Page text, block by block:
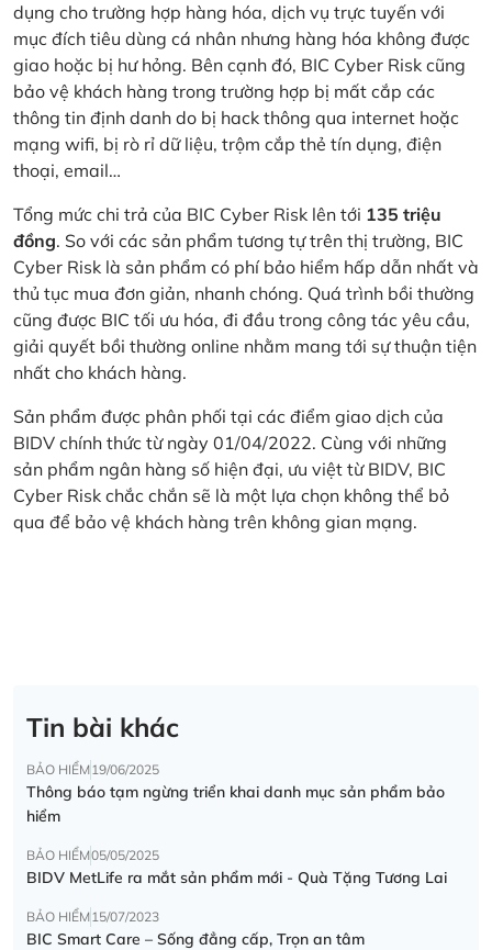
dụng cho trường hợp hàng hóa, dịch vụ trực tuyến với
mục đích tiêu dùng cá nhân nhưng hàng hóa không được
giao hoặc bị hư hỏng. Bên cạnh đó, BIC Cyber Risk cũng
bảo vệ khách hàng trong trường hợp bị mất cắp các
thông tin định danh do bị hack thông qua internet hoặc
mạng wifi, bị rò rỉ dữ liệu, trộm cắp thẻ tín dụng, điện
thoại, email…
Tổng mức chi trả của BIC Cyber Risk lên tới 135 triệu
đồng. So với các sản phẩm tương tự trên thị trường, BIC
Cyber Risk là sản phẩm có phí bảo hiểm hấp dẫn nhất và
thủ tục mua đơn giản, nhanh chóng. Quá trình bồi thường
cũng được BIC tối ưu hóa, đi đầu trong công tác yêu cầu,
giải quyết bồi thường online nhằm mang tới sự thuận tiện
nhất cho khách hàng.
Sản phẩm được phân phối tại các điểm giao dịch của
BIDV chính thức từ ngày 01/04/2022. Cùng với những
sản phẩm ngân hàng số hiện đại, ưu việt từ BIDV, BIC
Cyber Risk chắc chắn sẽ là một lựa chọn không thể bỏ
qua để bảo vệ khách hàng trên không gian mạng.
Tin bài khác
BẢO HIỂM19/06/2025
Thông báo tạm ngừng triển khai danh mục sản phẩm bảo
hiểm
BẢO HIỂM05/05/2025
BIDV MetLife ra mắt sản phẩm mới - Quà Tặng Tương Lai
BẢO HIỂM15/07/2023
BIC Smart Care – Sống đẳng cấp, Trọn an tâm